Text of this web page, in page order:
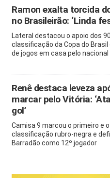
Ramon exalta torcida
no Brasileirão: ‘Linda
Lateral destacou o apoio dos
classificação da Copa do
de jogos em casa pelo nacional
Renê destaca leveza
marcar pelo Vitória:
gol’
Camisa 9 marcou o primeiro e
classificação rubro-negra e
Barradão como 12º jogador